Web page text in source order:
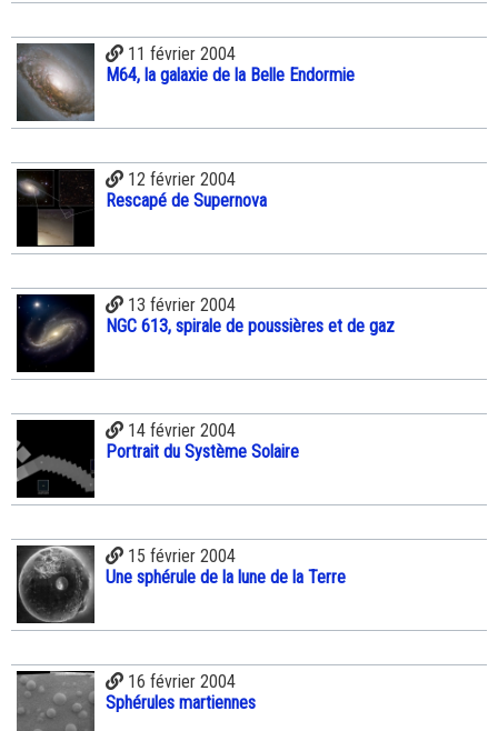
11 février 2004
M64, la galaxie de la Belle Endormie
12 février 2004
Rescapé de Supernova
13 février 2004
NGC 613, spirale de poussières et de gaz
14 février 2004
Portrait du Système Solaire
15 février 2004
Une sphérule de la lune de la Terre
16 février 2004
Sphérules martiennes